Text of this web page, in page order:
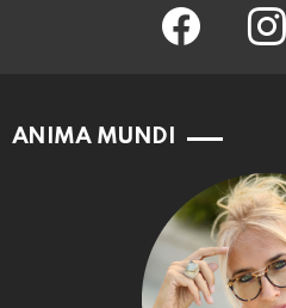
facebook
ANIMA MUNDI